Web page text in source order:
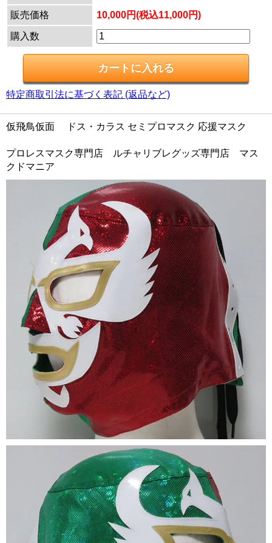
販売価格
10,000円(税込11,000円)
購入数
特定商取引法に基づく表記 (返品など)
仮飛鳥仮面 ドス・カラス セミプロマスク 応援マスク
プロレスマスク専門店 ルチャリブレグッズ専門店 マス
クドマニア